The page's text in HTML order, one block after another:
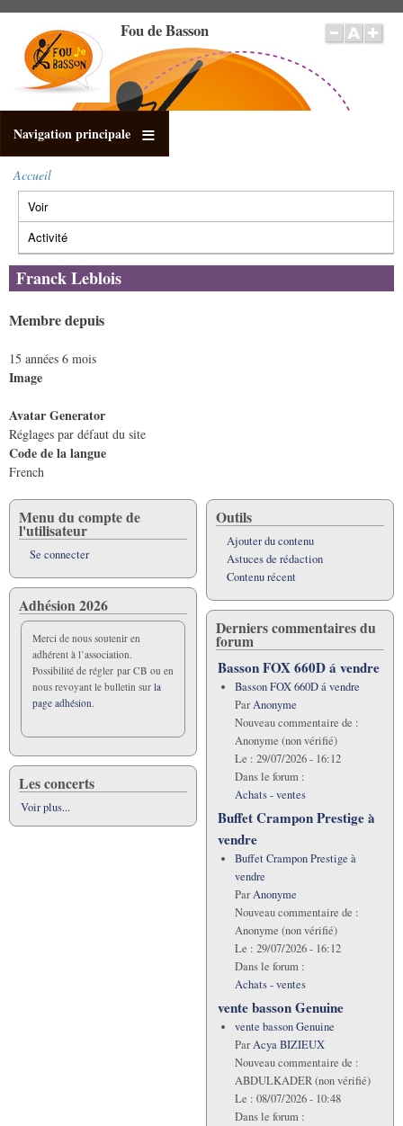
contenu
principal
Fou de Basson
Navigation principale
Fil
d'Ariane
Accueil
Onglets
principaux
Voir(onglet
actif)
Activité
Franck Leblois
Membre depuis
15 années 6 mois
Image
Avatar Generator
Réglages par défaut du site
Code de la langue
French
Menu du compte de
l'utilisateur
Se connecter
Adhésion 2026
Merci de nous soutenir en
adhérent à l’association.
Possibilité de régler par CB ou en
nous revoyant le bulletin sur la
page adhésion.
Les concerts
Voir plus...
Outils
Ajouter du contenu
Astuces de rédaction
Contenu récent
Derniers commentaires du
forum
Basson FOX 660D á vendre
Basson FOX 660D á vendre
ParAnonyme
Nouveau commentaire de :
Anonyme (non vérifié)
Le : 29/07/2026 - 16:12
Dans le forum :
Achats - ventes
Buffet Crampon Prestige à
vendre
Buffet Crampon Prestige à
vendre
ParAnonyme
Nouveau commentaire de :
Anonyme (non vérifié)
Le : 29/07/2026 - 16:12
Dans le forum :
Achats - ventes
vente basson Genuine
vente basson Genuine
ParAcya BIZIEUX
Nouveau commentaire de :
ABDULKADER (non vérifié)
Le : 08/07/2026 - 10:48
Dans le forum :